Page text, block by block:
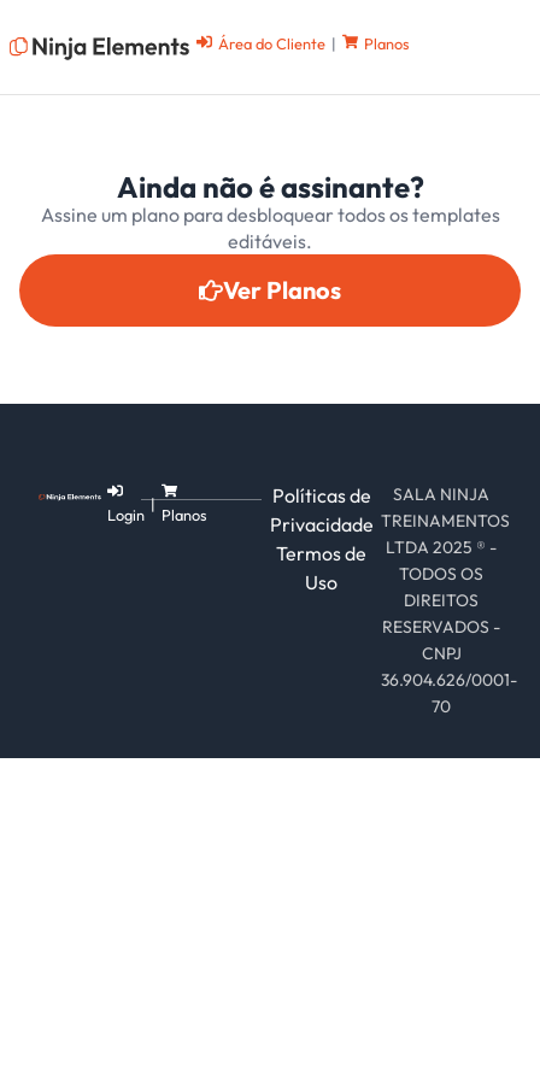
Área do Cliente | Planos
Ainda não é assinante?
Assine um plano para desbloquear todos os templates
editáveis.
Ver Planos
Login
|
Planos
Políticas de
Privacidade
Termos de
Uso
SALA NINJA
TREINAMENTOS
LTDA 2025 ® -
TODOS OS
DIREITOS
RESERVADOS -
CNPJ
36.904.626/0001-
70